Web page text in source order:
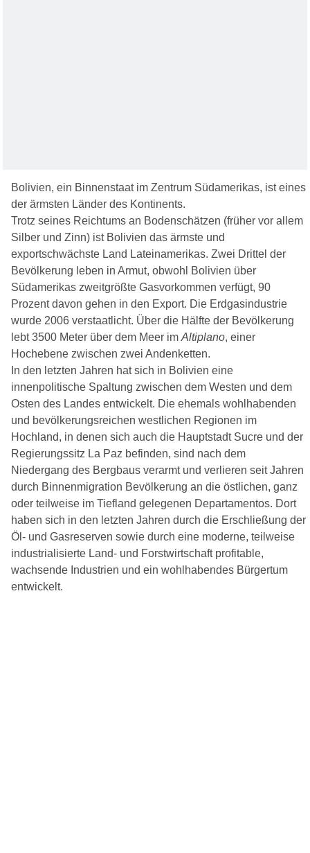
Bolivien, ein Binnenstaat im Zentrum Südamerikas, ist eines
der ärmsten Länder des Kontinents.
Trotz seines Reichtums an Bodenschätzen (früher vor allem
Silber und Zinn) ist Bolivien das ärmste und
exportschwächste Land Lateinamerikas. Zwei Drittel der
Bevölkerung leben in Armut, obwohl Bolivien über
Südamerikas zweitgrößte Gasvorkommen verfügt, 90
Prozent davon gehen in den Export. Die Erdgasindustrie
wurde 2006 verstaatlicht. Über die Hälfte der Bevölkerung
lebt 3500 Meter über dem Meer imAltiplano, einer
Hochebene zwischen zwei Andenketten.
In den letzten Jahren hat sich in Bolivien eine
innenpolitische Spaltung zwischen dem Westen und dem
Osten des Landes entwickelt. Die ehemals wohlhabenden
und bevölkerungsreichen westlichen Regionen im
Hochland, in denen sich auch die Hauptstadt Sucre und der
Regierungssitz La Paz befinden, sind nach dem
Niedergang des Bergbaus verarmt und verlieren seit Jahren
durch Binnenmigration Bevölkerung an die östlichen, ganz
oder teilweise im Tiefland gelegenen Departamentos. Dort
haben sich in den letzten Jahren durch die Erschließung der
Öl- und Gasreserven sowie durch eine moderne, teilweise
industrialisierte Land- und Forstwirtschaft profitable,
wachsende Industrien und ein wohlhabendes Bürgertum
entwickelt.